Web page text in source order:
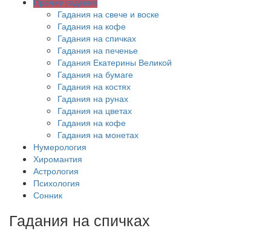
Гадания на свече и воске
Гадания на кофе
Гадания на спичках
Гадания на печенье
Гадания Екатерины Великой
Гадания на бумаге
Гадания на костях
Гадания на рунах
Гадания на цветах
Гадания на кофе
Гадания на монетах
Нумерология
Хиромантия
Астрология
Психология
Сонник
Гадания на спичках